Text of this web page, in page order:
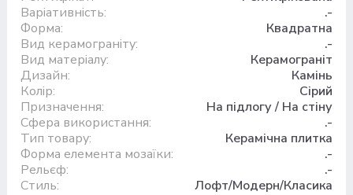
Варіативність:
.-
Форма:
Квадратна
Вид керамограніту:
.-
Вид матеріалу:
Керамограніт
Дизайн:
Камінь
Колір:
Сірий
Призначення:
На підлогу / На стіну
Сфера використання:
.-
Тип товару:
Керамічна плитка
Форма елемента мозаїки:
.-
Рельєф:
.-
Стиль:
Лофт/Модерн/Класика